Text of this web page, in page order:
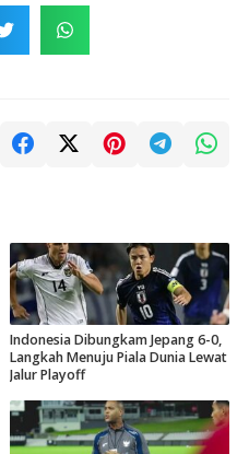
Indonesia Dibungkam Jepang 6-0,
Langkah Menuju Piala Dunia Lewat
Jalur Playoff